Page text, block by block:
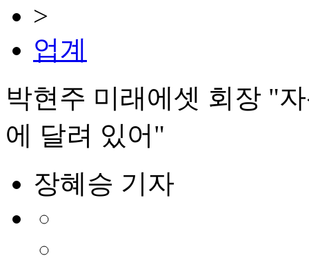
>
업계
박현주 미래에셋 회장 "
에 달려 있어"
장혜승 기자